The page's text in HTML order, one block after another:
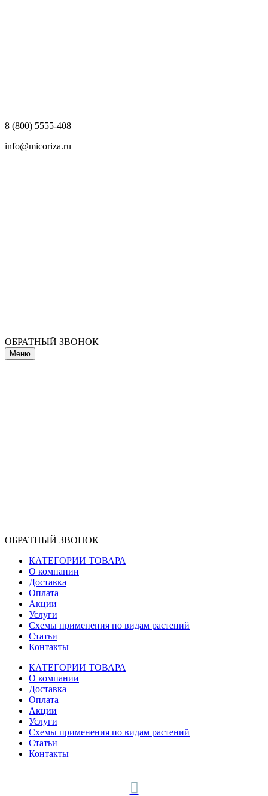
8 (800) 5555-408
info@micoriza.ru
ОБРАТНЫЙ ЗВОНОК
Меню
ОБРАТНЫЙ ЗВОНОК
КАТЕГОРИИ ТОВАРА
О компании
Доставка
Оплата
Акции
Услуги
Схемы применения по видам растений
Статьи
Контакты
КАТЕГОРИИ ТОВАРА
О компании
Доставка
Оплата
Акции
Услуги
Схемы применения по видам растений
Статьи
Контакты